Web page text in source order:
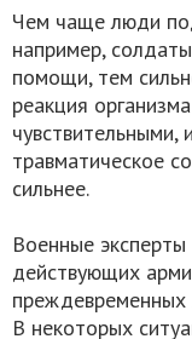
Чем чаще люди
например,
помощи, тем
реакция
травматическое
сильнее.
Военные
действующих
преждевременных
В некоторых